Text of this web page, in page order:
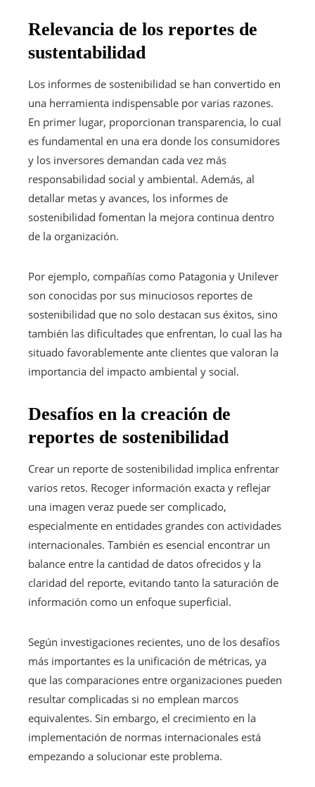
Relevancia de los reportes de
sustentabilidad
Los informes de sostenibilidad se han convertido en
una herramienta indispensable por varias razones.
En primer lugar, proporcionan transparencia, lo cual
es fundamental en una era donde los consumidores
y los inversores demandan cada vez más
responsabilidad social y ambiental. Además, al
detallar metas y avances, los informes de
sostenibilidad fomentan la mejora continua dentro
de la organización.
Por ejemplo, compañías como Patagonia y Unilever
son conocidas por sus minuciosos reportes de
sostenibilidad que no solo destacan sus éxitos, sino
también las dificultades que enfrentan, lo cual las ha
situado favorablemente ante clientes que valoran la
importancia del impacto ambiental y social.
Desafíos en la creación de
reportes de sostenibilidad
Crear un reporte de sostenibilidad implica enfrentar
varios retos. Recoger información exacta y reflejar
una imagen veraz puede ser complicado,
especialmente en entidades grandes con actividades
internacionales. También es esencial encontrar un
balance entre la cantidad de datos ofrecidos y la
claridad del reporte, evitando tanto la saturación de
información como un enfoque superficial.
Según investigaciones recientes, uno de los desafíos
más importantes es la unificación de métricas, ya
que las comparaciones entre organizaciones pueden
resultar complicadas si no emplean marcos
equivalentes. Sin embargo, el crecimiento en la
implementación de normas internacionales está
empezando a solucionar este problema.